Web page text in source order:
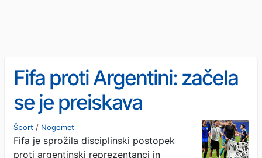
Fifa proti Argentini: začela
se je preiskava
Šport / Nogomet
Fifa je sprožila disciplinski postopek
proti argentinski reprezentanci in